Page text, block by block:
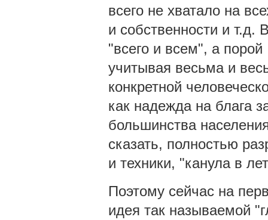
всего не хватало на
и собственности и т.д.
"всего и всем", а
учитывая весьма и
конкретной
как надежда на блага
большинства
сказать, полностью
и техники, "канула в
Поэтому сейчас на
идея так называемой